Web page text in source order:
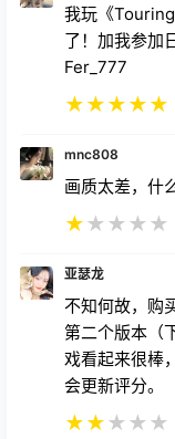
我玩《
了！加我参加
Fer_777
★★★★★
mnc808
画质太差，什
★★ ★ ★ ★
亚瑟龙
不知何故，购
第二个版本（
戏看起来很棒
会更新评分。
★★★ ★ ★